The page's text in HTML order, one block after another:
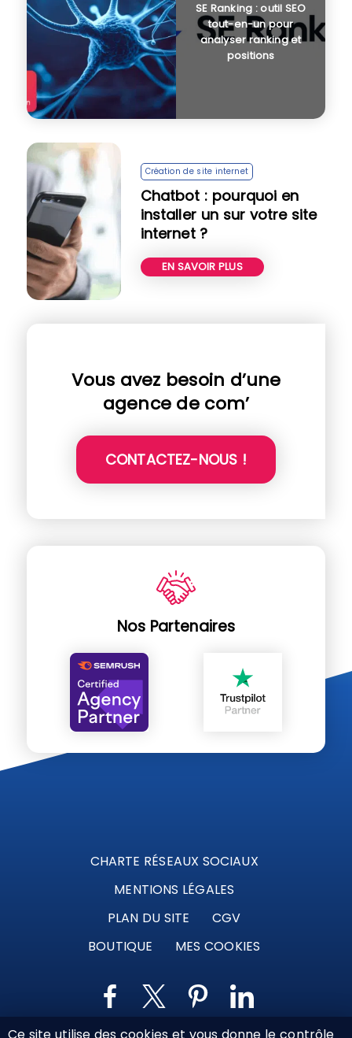
SE Ranking : outil SEO
tout-en-un pour
analyser ranking et
positions
Création de site internet
Chatbot : pourquoi en
installer un sur votre site
internet ?
EN SAVOIR PLUS
Vous avez besoin d’une
agence de com’
CONTACTEZ-NOUS !
Nos Partenaires
CHARTE RÉSEAUX SOCIAUX
MENTIONS LÉGALES
PLAN DU SITE
CGV
BOUTIQUE
MES COOKIES